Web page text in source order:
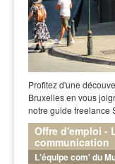
Profitez d'une
Bruxelles en vous
notre guide freelance
Offre d'emploi -
communication
L'équipe com' du